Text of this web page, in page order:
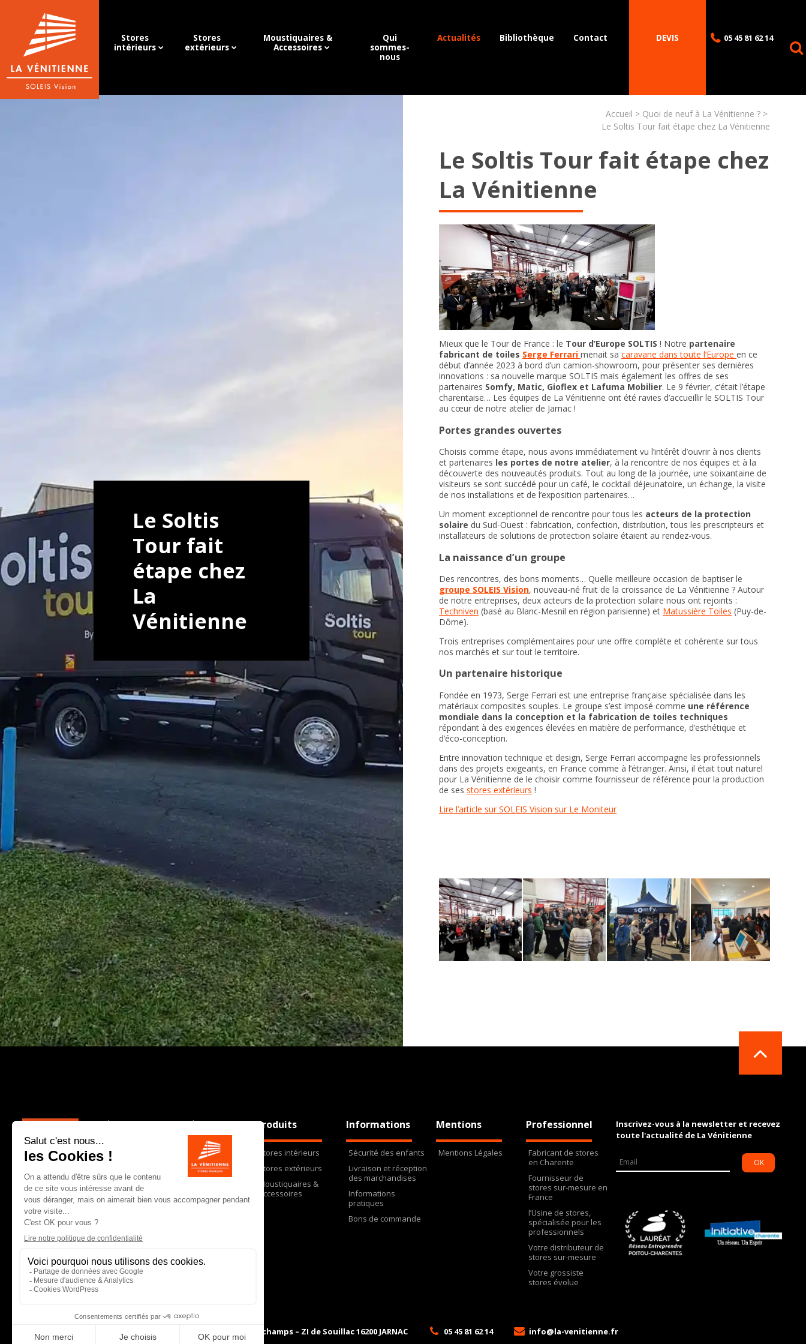
Stores
intérieurs
Stores
extérieurs
Moustiquaires &
Accessoires
Qui
sommes-
nous
Actualités Bibliothèque Contact DEVIS 05 45 81 62 14
Le Soltis
Tour fait
étape chez
La
Vénitienne
Accueil
Quoi de neuf à La Vénitienne ?
Le Soltis Tour fait étape chez La Vénitienne
Le Soltis Tour fait étape chez
La Vénitienne
Mieux que le Tour de France : le Tour d’Europe SOLTIS ! Notre partenaire
fabricant de toiles Serge Ferrari menait sa caravane dans toute l’Europe en ce
début d’année 2023 à bord d’un camion-showroom, pour présenter ses dernières
innovations : sa nouvelle marque SOLTIS mais également les offres de ses
partenaires Somfy, Matic, Gioflex et Lafuma Mobilier. Le 9 février, c’était l’étape
charentaise… Les équipes de La Vénitienne ont été ravies d’accueillir le SOLTIS Tour
au cœur de notre atelier de Jarnac !
Portes grandes ouvertes
Choisis comme étape, nous avons immédiatement vu l’intérêt d’ouvrir à nos clients
et partenaires les portes de notre atelier, à la rencontre de nos équipes et à la
découverte des nouveautés produits. Tout au long de la journée, une soixantaine de
visiteurs se sont succédé pour un café, le cocktail déjeunatoire, un échange, la visite
de nos installations et de l’exposition partenaires…
Un moment exceptionnel de rencontre pour tous les acteurs de la protection
solaire du Sud-Ouest : fabrication, confection, distribution, tous les prescripteurs et
installateurs de solutions de protection solaire étaient au rendez-vous.
La naissance d’un groupe
Des rencontres, des bons moments… Quelle meilleure occasion de baptiser le
groupe SOLEIS Vision, nouveau-né fruit de la croissance de La Vénitienne ? Autour
de notre entreprises, deux acteurs de la protection solaire nous ont rejoints :
Techniven (basé au Blanc-Mesnil en région parisienne) et Matussière Toiles (Puy-de-
Dôme).
Trois entreprises complémentaires pour une offre complète et cohérente sur tous
nos marchés et sur tout le territoire.
Un partenaire historique
Fondée en 1973, Serge Ferrari est une entreprise française spécialisée dans les
matériaux composites souples. Le groupe s’est imposé comme une référence
mondiale dans la conception et la fabrication de toiles techniques
répondant à des exigences élevées en matière de performance, d’esthétique et
d’éco-conception.
Entre innovation technique et design, Serge Ferrari accompagne les professionnels
dans des projets exigeants, en France comme à l’étranger. Ainsi, il était tout naturel
pour La Vénitienne de le choisir comme fournisseur de référence pour la production
de ses stores extérieurs !
Lire l’article sur SOLEIS Vision sur Le Moniteur
La Vénitienne est une PME charentaise qui,
depuis 30 ans, conçoit, fabrique et
commercialise dans toute la France des
stores et autres équipements de protection
solaire et lumineuse. En choisissant La
Vénitienne, vous faites le choix d’un
partenaire qui vous garantit un produit de
qualité, une réactivité immédiate et une
équipe commerciale expérimentée.
Produits
Stores intérieurs
Stores extérieurs
Moustiquaires &
Accessoires
Informations
Sécurité des enfants
Livraison et réception
des marchandises
Informations
pratiques
Bons de commande
Mentions
Mentions Légales
Professionnel
Fabricant de stores
en Charente
Fournisseur de
stores sur-mesure en
France
l’Usine de stores,
spécialisée pour les
professionnels
Votre distributeur de
stores sur-mesure
Votre grossiste
stores évolue
Inscrivez-vous à la newsletter et recevez
toute l'actualité de La Vénitienne
OK
6 allée des grands champs – ZI de Souillac16200 JARNAC 05 45 81 62 14 info@la-venitienne.fr